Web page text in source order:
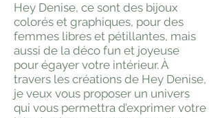
Hey Denise, ce sont des bijoux
colorés et graphiques, pour des
femmes libres et pétillantes, mais
aussi de la déco fun et joyeuse
pour égayer votre intérieur. À
travers les créations de Hey Denise,
je veux vous proposer un univers
qui vous permettra d’exprimer votre